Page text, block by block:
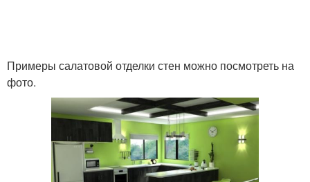
Примеры салатовой отделки стен можно посмотреть на
фото.